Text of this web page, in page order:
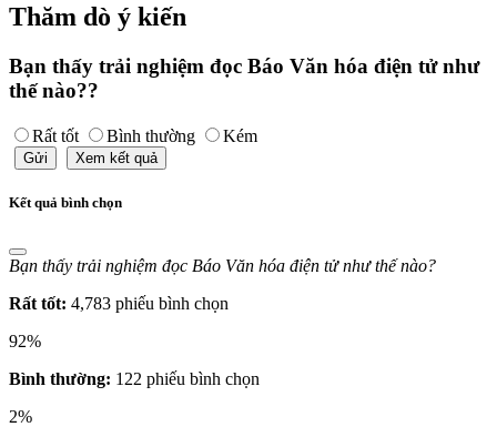
Thăm dò ý kiến
Bạn thấy trải nghiệm đọc Báo Văn hóa điện tử như
thế nào??
Rất tốt Bình thường Kém
Gửi Xem kết quả
Kết quả bình chọn
Bạn thấy trải nghiệm đọc Báo Văn hóa điện tử như thế nào?
Rất tốt: 4,783 phiếu bình chọn
92%
Bình thường: 122 phiếu bình chọn
2%